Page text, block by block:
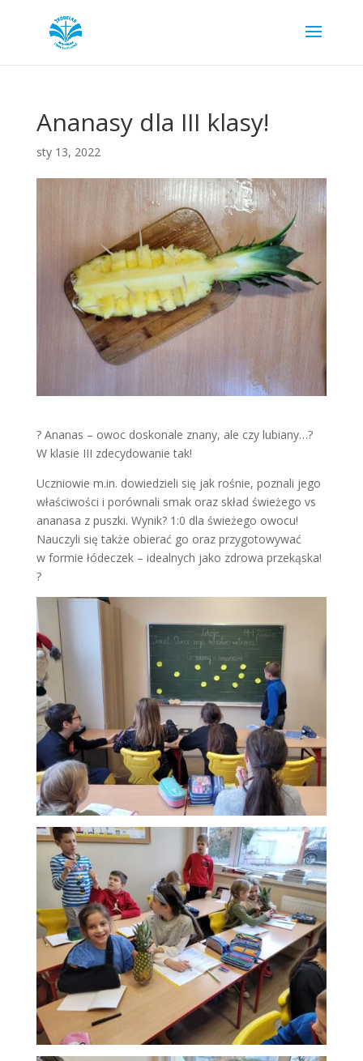
Ananasy dla III klasy!
sty 13, 2022
? Ananas – owoc doskonale znany, ale czy lubiany…?
W klasie III zdecydowanie tak!
Uczniowie m.in. dowiedzieli się jak rośnie, poznali jego
właściwości i porównali smak oraz skład świeżego vs
ananasa z puszki. Wynik? 1:0 dla świeżego owocu!
Nauczyli się także obierać go oraz przygotowywać
w formie łódeczek – idealnych jako zdrowa przekąska!
?